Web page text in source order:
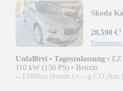
Skoda
28.590 €¹
Finanzierung
Unfallfrei • Tageszulassung • EZ
110 kW (150 PS) • Benzin
-- l/100km (komb.) • -- g CO₂/km